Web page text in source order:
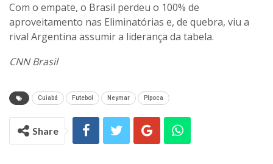
Com o empate, o Brasil perdeu o 100% de
aproveitamento nas Eliminatórias e, de quebra, viu a
rival Argentina assumir a liderança da tabela.
CNN Brasil
Cuiabá Futebol Neymar PIpoca
Share